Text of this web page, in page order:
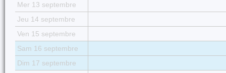
Mer 13 septembre
Jeu 14 septembre
Ven 15 septembre
Sam 16 septembre
Dim 17 septembre